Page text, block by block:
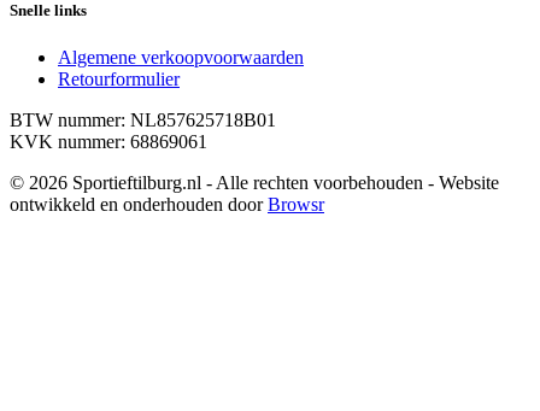
Snelle links
Algemene verkoopvoorwaarden
Retourformulier
BTW nummer: NL857625718B01
KVK nummer: 68869061
© 2026 Sportieftilburg.nl - Alle rechten voorbehouden - Website
ontwikkeld en onderhouden doorBrowsr